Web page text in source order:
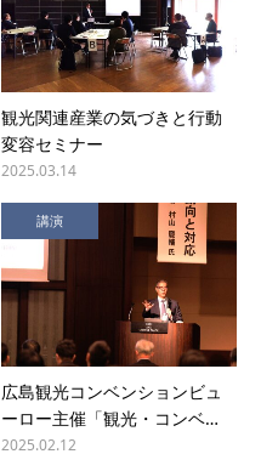
観光関連産業の気づきと行動
変容セミナー
2025.03.14
講演
広島観光コンベンションビュ
ーロー主催「観光・コンベ…
2025.02.12